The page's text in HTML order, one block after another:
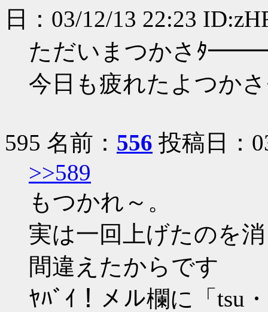
日：03/12/13 22:23
ただいまつかさﾀ
今日も疲れたよつ
595 名前： 556 投稿日：
>>589
もつかれ～。
実は一回上げたのを
間違えたからです
ﾔﾊﾞｲ！メル欄に「tsu